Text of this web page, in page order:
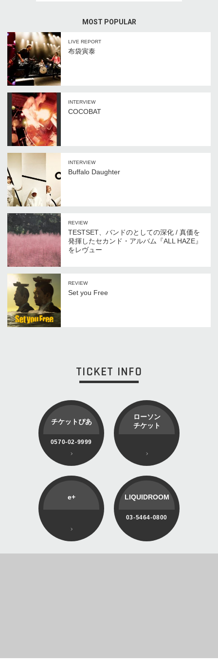
MOST POPULAR
LIVE REPORT
布袋寅泰
INTERVIEW
COCOBAT
INTERVIEW
Buffalo Daughter
REVIEW
TESTSET、バンドのとしての深化 / 真価を
発揮したセカンド・アルバム『ALL HAZE』
をレヴュー
REVIEW
Set you Free
TICKET INFO
チケットぴあ
0570-02-9999
ローソン
チケット
e+ LIQUIDROOM
03-5464-0800